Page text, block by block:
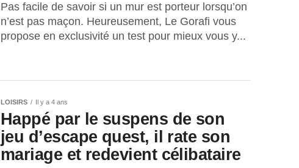
Pas facile de savoir si un mur est porteur lorsqu’on
n’est pas maçon. Heureusement, Le Gorafi vous
propose en exclusivité un test pour mieux vous y...
LOISIRS Il y a 4 ans
Happé par le suspens de son
jeu d’escape quest, il rate son
mariage et redevient célibataire